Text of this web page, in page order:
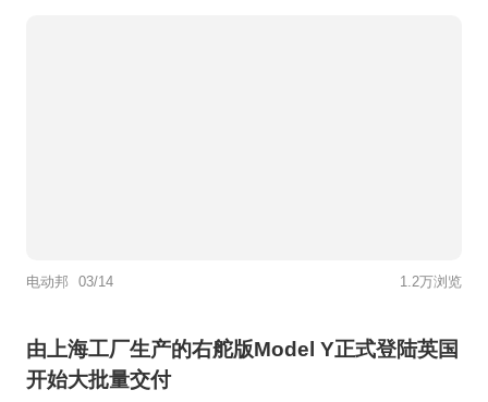
电动邦 03/14 1.2万浏览
由上海工厂生产的右舵版Model Y正式登陆英国
开始大批量交付